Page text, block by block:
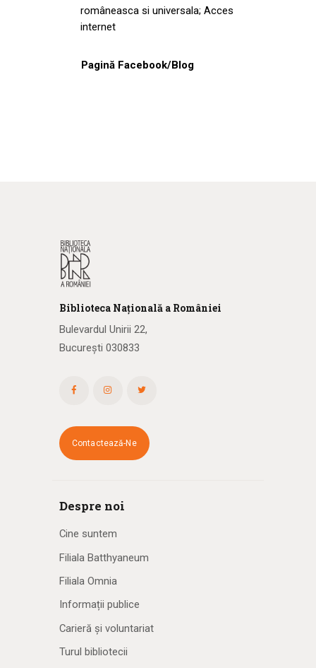
româneasca si universala; Acces
internet
Pagină Facebook/Blog
Biblioteca Națională a României
Bulevardul Unirii 22,
București 030833
Contactează-Ne
Despre noi
Cine suntem
Filiala Batthyaneum
Filiala Omnia
Informații publice
Carieră și voluntariat
Turul bibliotecii